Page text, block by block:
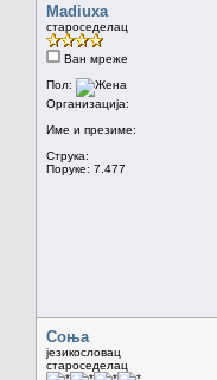
Madiuxa
староседелац
Ван мреже
Пол:
Организација:
Име и презиме:
Струка:
Поруке: 7.477
Соња
језикословац
староседелац